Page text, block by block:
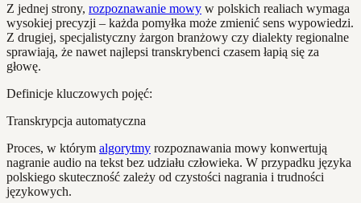
Z jednej strony, rozpoznawanie mowy w polskich realiach wymaga
wysokiej precyzji – każda pomyłka może zmienić sens wypowiedzi.
Z drugiej, specjalistyczny żargon branżowy czy dialekty regionalne
sprawiają, że nawet najlepsi transkrybenci czasem łapią się za
głowę.
Definicje kluczowych pojęć:
Transkrypcja automatyczna
Proces, w którym algorytmy rozpoznawania mowy konwertują
nagranie audio na tekst bez udziału człowieka. W przypadku języka
polskiego skuteczność zależy od czystości nagrania i trudności
językowych.